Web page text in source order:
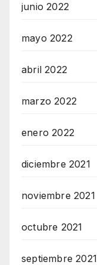
junio 2022
mayo 2022
abril 2022
marzo 2022
enero 2022
diciembre 2021
noviembre 2021
octubre 2021
septiembre 2021